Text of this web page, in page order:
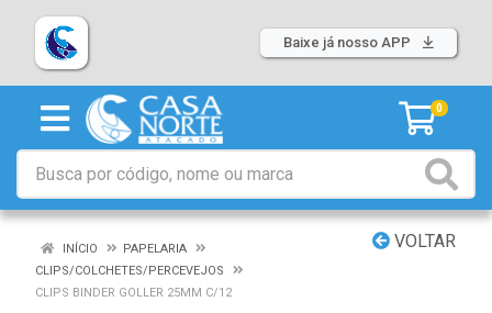
Baixe já nosso APP
0
VOLTAR
INÍCIO
PAPELARIA
CLIPS/COLCHETES/PERCEVEJOS
CLIPS BINDER GOLLER 25MM C/12